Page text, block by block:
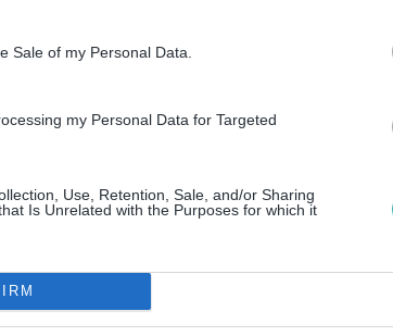
Sale of my Personal Data.
my Personal Data for Targeted
Use, Retention, Sale, and/or Sharing
Is Unrelated with the Purposes for which it